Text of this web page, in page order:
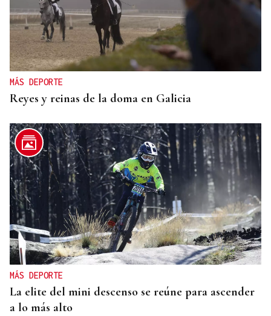
MÁS DEPORTE
Reyes y reinas de la doma en Galicia
MÁS DEPORTE
La elite del mini descenso se reúne para ascender
a lo más alto